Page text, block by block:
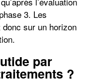
3. Les
sur un horizon
par
?